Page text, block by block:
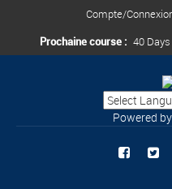
Compte/
Prochaine course : 40
Powered by